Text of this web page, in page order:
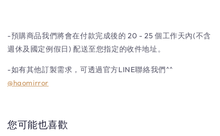
-預購商品我們將會在付款完成後的 20 - 25 個工作天內(不含
週休及國定例假日) 配送至您指定的收件地址。
-如有其他訂製需求，可透過官方LINE聯絡我們^^
@haomirror
您可能也喜歡